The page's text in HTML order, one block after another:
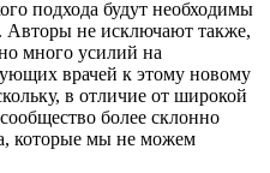
подхода будут необходимы
Авторы не исключают также,
много усилий на
врачей к этому новому
в отличие от широкой
более склонно
которые мы не можем